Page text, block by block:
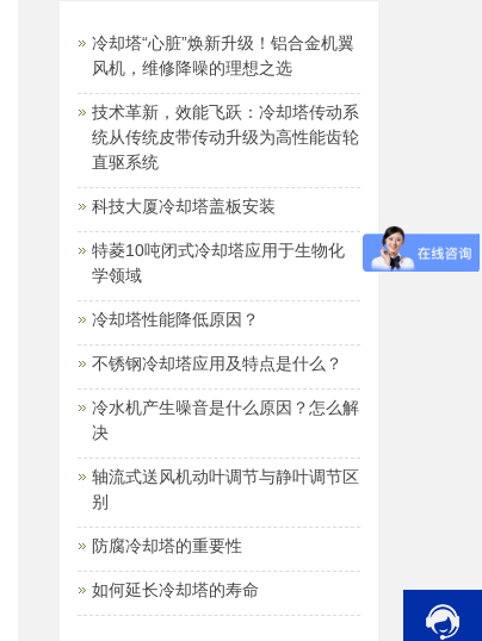
冷却塔“心脏”焕新升级！铝合金机翼
风机，维修降噪的理想之选
技术革新，效能飞跃：冷却塔传动系
统从传统皮带传动升级为高性能齿轮
直驱系统
科技大厦冷却塔盖板安装
特菱10吨闭式冷却塔应用于生物化
学领域
冷却塔性能降低原因？
不锈钢冷却塔应用及特点是什么？
冷水机产生噪音是什么原因？怎么解
决
轴流式送风机动叶调节与静叶调节区
别
防腐冷却塔的重要性
如何延长冷却塔的寿命